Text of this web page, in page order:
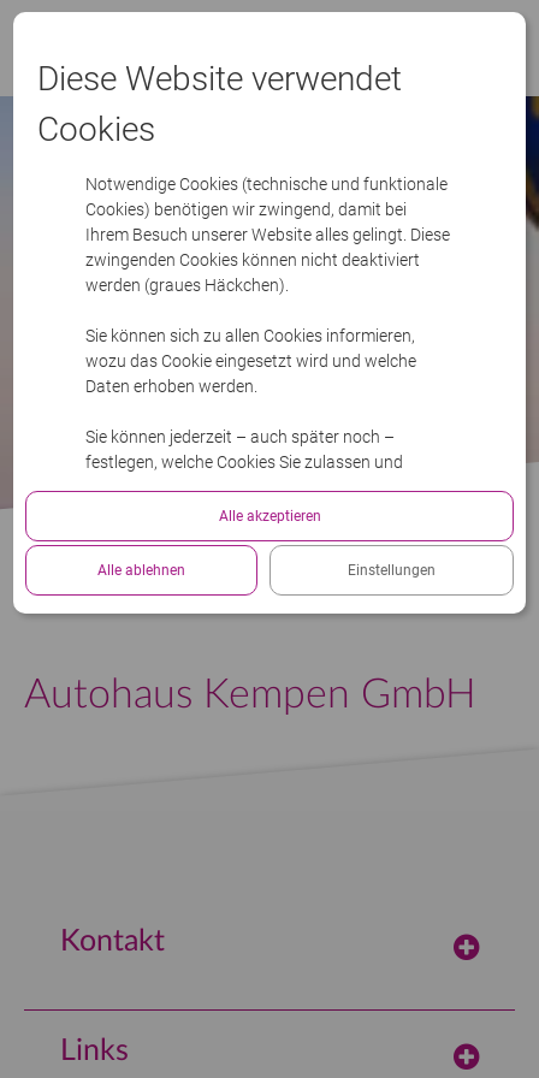
Autohaus Kempen GmbH
Kontakt
concept-computer
Vertriebsgesellschaft mbH
Links
Diese Website verwendet
Cookies
Notwendige Cookies (technische und funktionale
Cookies) benötigen wir zwingend, damit bei
Ihrem Besuch unserer Website alles gelingt. Diese
zwingenden Cookies können nicht deaktiviert
werden (graues Häckchen).
Sie können sich zu allen Cookies informieren,
wozu das Cookie eingesetzt wird und welche
Daten erhoben werden.
Sie können jederzeit – auch später noch –
festlegen, welche Cookies Sie zulassen und
welche nicht.
Bitte lesen Sie mehr in unserer
Datenschutzerklärung.
Alle akzeptieren
Alle ablehnen Einstellungen